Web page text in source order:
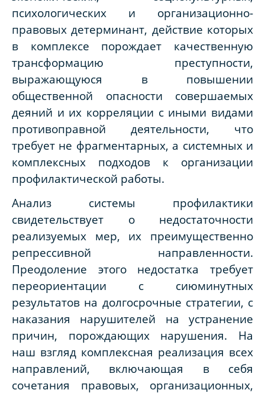
психологических и организационно-
правовых детерминант, действие которых
в комплексе порождает качественную
трансформацию преступности,
выражающуюся в повышении
общественной опасности совершаемых
деяний и их корреляции с иными видами
противоправной деятельности, что
требует не фрагментарных, а системных и
комплексных подходов к организации
профилактической работы.
Анализ системы профилактики
свидетельствует о недостаточности
реализуемых мер, их преимущественно
репрессивной направленности.
Преодоление этого недостатка требует
переориентации с сиюминутных
результатов на долгосрочные стратегии, с
наказания нарушителей на устранение
причин, порождающих нарушения. На
наш взгляд комплексная реализация всех
направлений, включающая в себя
сочетания правовых, организационных,